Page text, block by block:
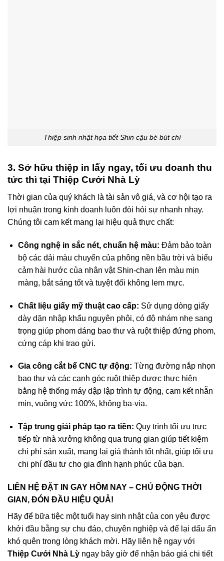
Thiệp sinh nhật họa tiết Shin cậu bé bút chì
3. Sở hữu thiệp in lấy ngay, tối ưu doanh thu
tức thì tại Thiệp Cưới Nhà Lỳ
Thời gian của quý khách là tài sản vô giá, và cơ hội tạo ra
lợi nhuận trong kinh doanh luôn đòi hỏi sự nhanh nhạy.
Chúng tôi cam kết mang lại hiệu quả thực chất:
Công nghệ in sắc nét, chuẩn hệ màu: Đảm bảo toàn
bộ các dải màu chuyển của phông nền bầu trời và biểu
cảm hài hước của nhân vật Shin-chan lên màu mịn
màng, bắt sáng tốt và tuyệt đối không lem mực.
Chất liệu giấy mỹ thuật cao cấp: Sử dụng dòng giấy
dày dặn nhập khẩu nguyên phôi, có độ nhám nhẹ sang
trọng giúp phom dáng bao thư và ruột thiệp đứng phom,
cứng cáp khi trao gửi.
Gia công cắt bế CNC tự động: Từng đường nắp nhọn
bao thư và các cạnh góc ruột thiệp được thực hiện
bằng hệ thống máy dập lập trình tự động, cam kết nhẵn
mịn, vuông vức 100%, không ba-via.
Tập trung giải pháp tạo ra tiền: Quy trình tối ưu trực
tiếp từ nhà xưởng không qua trung gian giúp tiết kiệm
chi phí sản xuất, mang lại giá thành tốt nhất, giúp tối ưu
chi phí đầu tư cho gia đình hạnh phúc của bạn.
LIÊN HỆ ĐẶT IN GAY HÔM NAY – CHỦ ĐỘNG THỜI
GIAN, ĐÓN ĐẦU HIỆU QUẢ!
Hãy để bữa tiệc một tuổi hay sinh nhật của con yêu được
khởi đầu bằng sự chu đáo, chuyên nghiệp và để lại dấu ấn
khó quên trong lòng khách mời. Hãy liên hệ ngay với
Thiệp Cưới Nhà Lỳ ngay bây giờ để nhận báo giá chi tiết